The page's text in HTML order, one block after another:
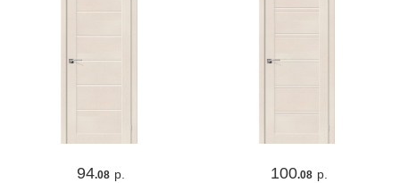
94.08 р. 100.08 р.